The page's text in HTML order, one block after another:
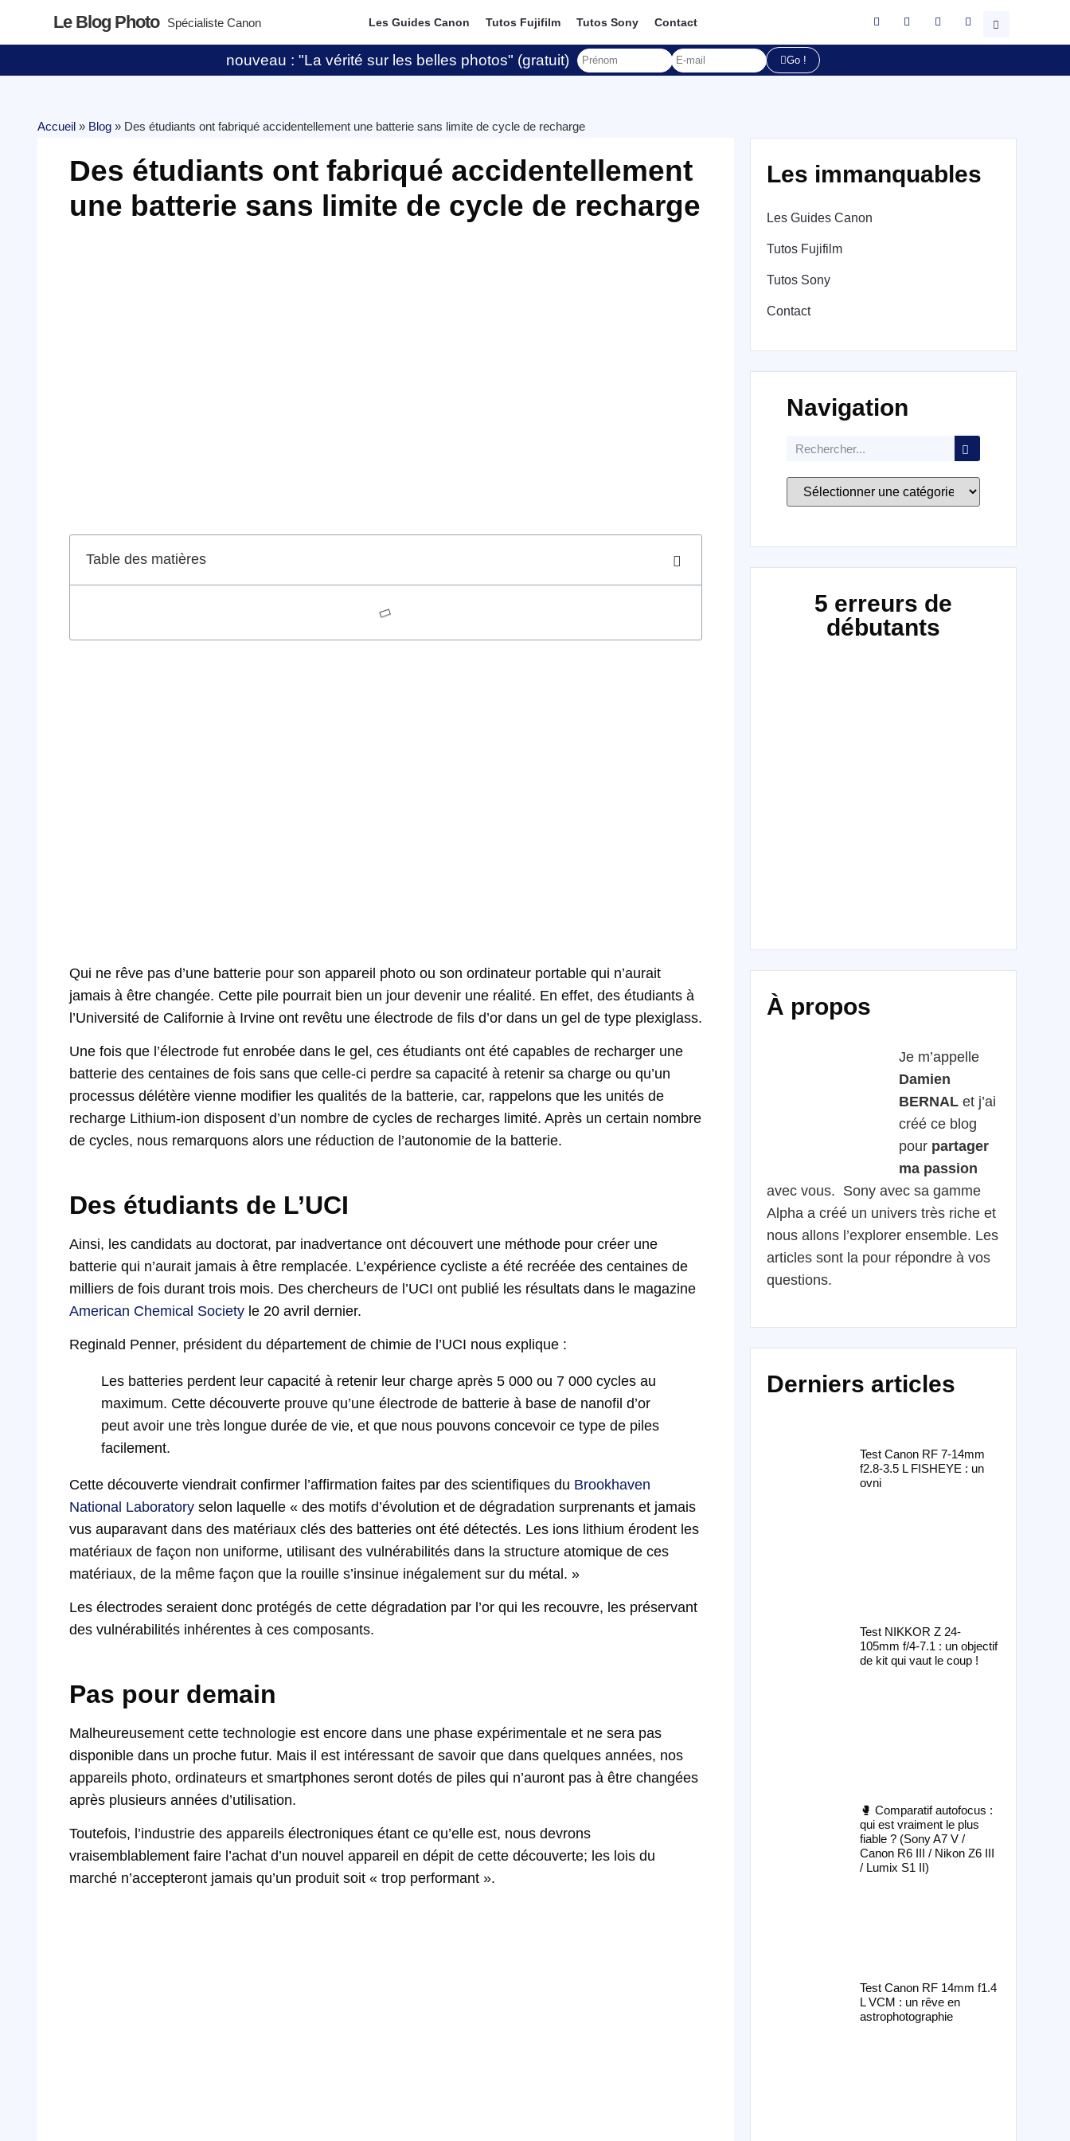
Le Blog Photo Spécialiste Canon Les Guides Canon Tutos Fujifilm Tutos Sony Contact
nouveau : "La vérité sur les belles photos" (gratuit) Go !
Accueil » Blog » Des étudiants ont fabriqué accidentellement une batterie sans limite de cycle de recharge
Des étudiants ont fabriqué accidentellement
une batterie sans limite de cycle de recharge
Table des matières
Qui ne rêve pas d’une batterie pour son appareil photo ou son ordinateur portable qui n’aurait
jamais à être changée. Cette pile pourrait bien un jour devenir une réalité. En effet, des étudiants à
l’Université de Californie à Irvine ont revêtu une électrode de fils d’or dans un gel de type plexiglass.
Une fois que l’électrode fut enrobée dans le gel, ces étudiants ont été capables de recharger une
batterie des centaines de fois sans que celle-ci perdre sa capacité à retenir sa charge ou qu’un
processus délétère vienne modifier les qualités de la batterie, car, rappelons que les unités de
recharge Lithium-ion disposent d’un nombre de cycles de recharges limité. Après un certain nombre
de cycles, nous remarquons alors une réduction de l’autonomie de la batterie.
Des étudiants de L’UCI
Ainsi, les candidats au doctorat, par inadvertance ont découvert une méthode pour créer une
batterie qui n’aurait jamais à être remplacée. L’expérience cycliste a été recréée des centaines de
milliers de fois durant trois mois. Des chercheurs de l’UCI ont publié les résultats dans le magazine
American Chemical Society le 20 avril dernier.
Reginald Penner, président du département de chimie de l’UCI nous explique :
Les batteries perdent leur capacité à retenir leur charge après 5 000 ou 7 000 cycles au
maximum. Cette découverte prouve qu’une électrode de batterie à base de nanofil d’or
peut avoir une très longue durée de vie, et que nous pouvons concevoir ce type de piles
facilement.
Cette découverte viendrait confirmer l’affirmation faites par des scientifiques du Brookhaven
National Laboratory selon laquelle « des motifs d’évolution et de dégradation surprenants et jamais
vus auparavant dans des matériaux clés des batteries ont été détectés. Les ions lithium érodent les
matériaux de façon non uniforme, utilisant des vulnérabilités dans la structure atomique de ces
matériaux, de la même façon que la rouille s’insinue inégalement sur du métal. »
Les électrodes seraient donc protégés de cette dégradation par l’or qui les recouvre, les préservant
des vulnérabilités inhérentes à ces composants.
Pas pour demain
Malheureusement cette technologie est encore dans une phase expérimentale et ne sera pas
disponible dans un proche futur. Mais il est intéressant de savoir que dans quelques années, nos
appareils photo, ordinateurs et smartphones seront dotés de piles qui n’auront pas à être changées
après plusieurs années d’utilisation.
Toutefois, l’industrie des appareils électroniques étant ce qu’elle est, nous devrons
vraisemblablement faire l’achat d’un nouvel appareil en dépit de cette découverte; les lois du
marché n’accepteront jamais qu’un produit soit « trop performant ».
Les immanquables
Les Guides Canon
Tutos Fujifilm
Tutos Sony
Contact
Navigation
5 erreurs de
débutants
À propos
Je m’appelle
Damien
BERNAL et j’ai
créé ce blog
pour partager
ma passion
avec vous. Sony avec sa gamme
Alpha a créé un univers très riche et
nous allons l’explorer ensemble. Les
articles sont la pour répondre à vos
questions.
Derniers articles
Test Canon RF 7-14mm
f2.8-3.5 L FISHEYE : un
ovni
Test NIKKOR Z 24-
105mm f/4-7.1 : un objectif
de kit qui vaut le coup !
🥊 Comparatif autofocus :
qui est vraiment le plus
fiable ? (Sony A7 V /
Canon R6 III / Nikon Z6 III
/ Lumix S1 II)
Test Canon RF 14mm f1.4
L VCM : un rêve en
astrophotographie